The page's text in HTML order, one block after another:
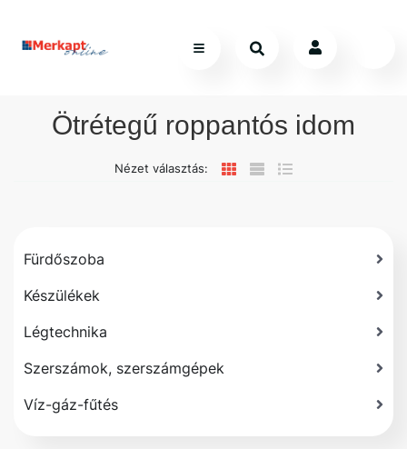
Ötrétegű roppantós idom
Nézet választás:
Fürdőszoba
Készülékek
Légtechnika
Szerszámok, szerszámgépek
Víz-gáz-fűtés